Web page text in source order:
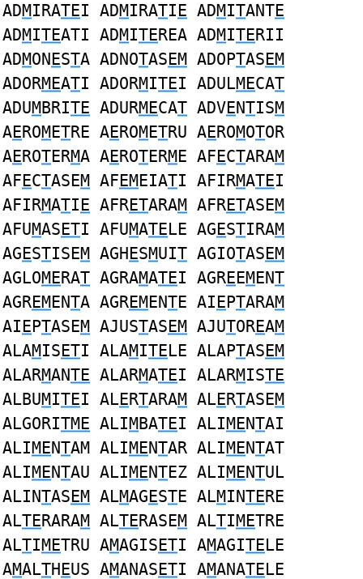
ADMIRATEI ADMIRATIE ADMITANTE
ADMITEATI ADMITEREA ADMITERII
ADMONESTA ADNOTASEM ADOPTASEM
ADORMEATI ADORMITEI ADULMECAT
ADUMBRITE ADURMECAT ADVENTISM
AEROMETRE AEROMETRU AEROMOTOR
AEROTERMA AEROTERME AFECTARAM
AFECTASEM AFEMEIATI AFIRMATEI
AFIRMATIE AFRETARAM AFRETASEM
AFUMASETI AFUMATELE AGESTIRAM
AGESTISEM AGHESMUIT AGIOTASEM
AGLOMERAT AGRAMATEI AGREEMENT
AGREMENTA AGREMENTE AIEPTARAM
AIEPTASEM AJUSTASEM AJUTOREAM
ALAMISETI ALAMITELE ALAPTASEM
ALARMANTE ALARMATEI ALARMISTE
ALBUMITEI ALERTARAM ALERTASEM
ALGORITME ALIMBATEI ALIMENTAI
ALIMENTAM ALIMENTAR ALIMENTAT
ALIMENTAU ALIMENTEZ ALIMENTUL
ALINTASEM ALMAGESTE ALMINTERE
ALTERARAM ALTERASEM ALTIMETRE
ALTIMETRU AMAGISETI AMAGITELE
AMALTHEUS AMANASETI AMANATELE